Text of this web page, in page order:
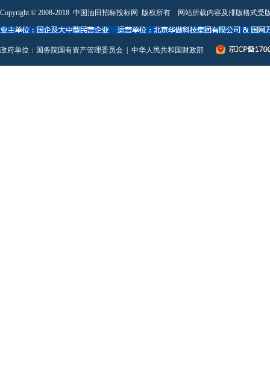
Copyright © 2008-2018 中国油田招标投标网 版权所有 网站所载内容及排版格式受
政府单位： 国务院国有资产管理委员会 中华人民共和国财政部